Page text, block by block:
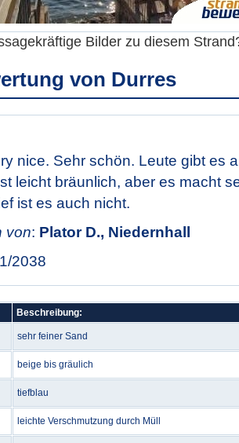
Bilder zu diesem
von Durres
nice. Sehr schön. Leute gibt es
leicht bräunlich, aber es macht
ist es auch nicht.
von: Plator D., Niedernhall
2038
Beschreibung:
sehr feiner Sand
beige bis gräulich
tiefblau
leichte Verschmutzung durch Müll